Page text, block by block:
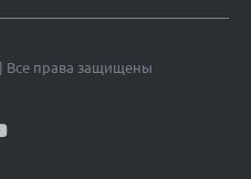
права защищены